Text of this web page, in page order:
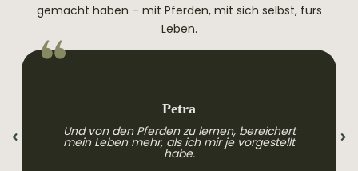
gemacht haben – mit Pferden, mit sich selbst, fürs
Leben.
Petra
Und von den Pferden zu lernen, bereichert
mein Leben mehr, als ich mir je vorgestellt
habe.